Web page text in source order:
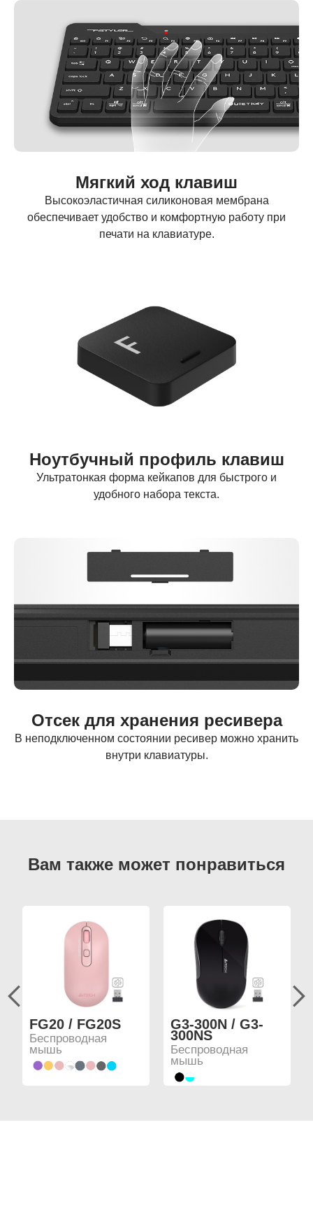
Мягкий ход клавиш
Высокоэластичная силиконовая мембрана
обеспечивает удобство и комфортную работу при
печати на клавиатуре.
Ноутбучный профиль клавиш
Ультратонкая форма кейкапов для быстрого и
удобного набора текста.
Отсек для хранения ресивера
В неподключенном состоянии ресивер можно хранить
внутри клавиатуры.
FG20 / FG20S
Беспроводная
мышь
G3-300N / G3-
300NS
Беспроводная
мышь